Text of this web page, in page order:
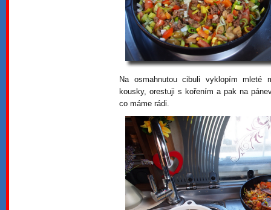
Na osmahnutou cibuli vyklopím mleté
kousky, orestuji s kořením a pak na
co máme rádi.